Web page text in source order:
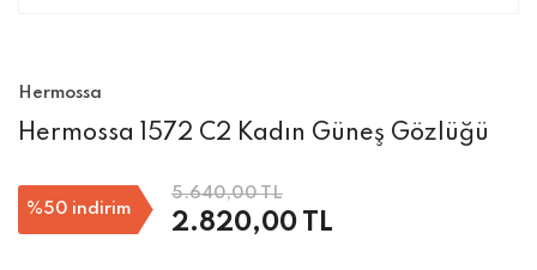
Hermossa
Hermossa 1572 C2 Kadın Güneş Gözlüğü
%50 indirim
5.640,00 TL
2.820,00 TL